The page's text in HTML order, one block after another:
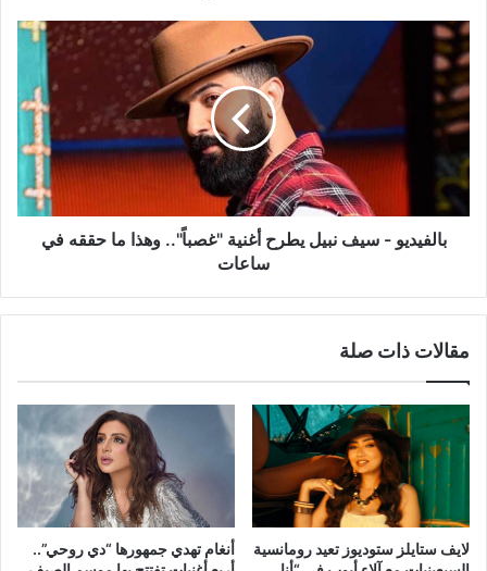
بالفيديو
-
سيف
نبيل
يطرح
"غصباً"..
وهذا
ما
حققهبالفيديو - سيف نبيل يطرح أغنية "غصباً".. وهذا ما حققه في
ساعات
مقالات ذات صلة
لايف ستايلز ستوديوز تعيد رومانسية
أنغام تهدي جمهورها “دي روحي”..